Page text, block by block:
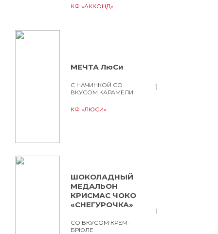
КФ «АККОНД»
МЕЧТА ЛюСи
С НАЧИНКОЙ СО
ВКУСОМ КАРАМЕЛИ
КФ «ЛЮСИ»
1
ШОКОЛАДНЫЙ
МЕДАЛЬОН
КРИСМАС ЧОКО
«СНЕГУРОЧКА»
СО ВКУСОМ КРЕМ-
БРЮЛЕ
1